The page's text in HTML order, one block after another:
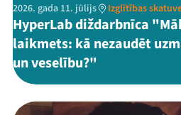
2026. gada 11. jūlijs Izglītības
HyperLab diždarbnīca
laikmets: kā nezaudēt
un veselību?"